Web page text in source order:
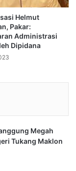
Helmut
Pakar:
Administrasi
Dipidana
Megah
Tukang Maklon